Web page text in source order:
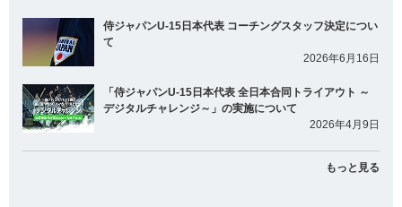
侍ジャパンU-15日本代表 コーチングスタッフ決定につい
て
2026年6月16日
「侍ジャパンU-15日本代表 全日本合同トライアウト ～
デジタルチャレンジ～」の実施について
2026年4月9日
もっと見る